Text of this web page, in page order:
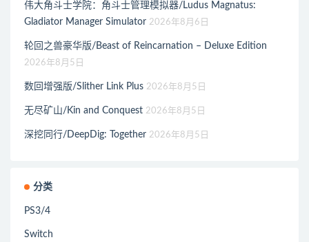
伟大角斗士学院：角斗士管理模拟器/Ludus Magnatus:
Gladiator Manager Simulator 2026年8月6日
轮回之兽豪华版/Beast of Reincarnation – Deluxe Edition
2026年8月5日
数回增强版/Slither Link Plus 2026年8月5日
无尽矿山/Kin and Conquest 2026年8月5日
深挖同行/DeepDig: Together 2026年8月5日
分类
PS3/4
Switch